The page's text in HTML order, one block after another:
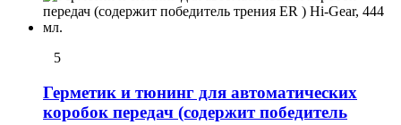
5
Герметик и тюнинг для автоматических
коробок передач (содержит победитель